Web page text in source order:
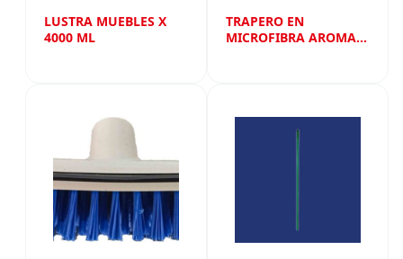
LUSTRA MUEBLES X
4000 ML
TRAPERO EN
MICROFIBRA AROMA